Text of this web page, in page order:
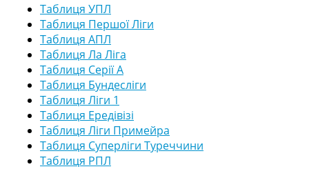
Таблиця УПЛ
Таблиця Першої Ліги
Таблиця АПЛ
Таблиця Ла Ліга
Таблиця Серії А
Таблиця Бундесліги
Таблиця Ліги 1
Таблиця Ередівізі
Таблиця Ліги Примейра
Таблиця Суперліги Туреччини
Таблиця РПЛ